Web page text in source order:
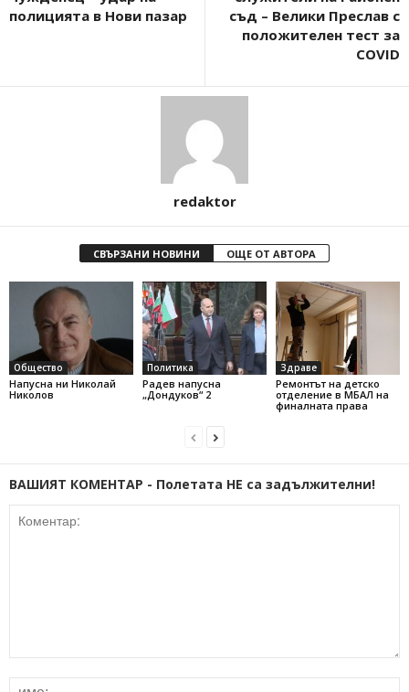
полицията в Нови пазар
съд – Велики Преслав с
положителен тест за
COVID
redaktor
СВЪРЗАНИ НОВИНИ ОЩЕ ОТ АВТОРА
Общество
Напусна ни Николай
Николов
Политика
Радев напусна
„Дондуков“ 2
Здраве
Ремонтът на детско
отделение в МБАЛ на
финалната права
ВАШИЯТ КОМЕНТАР - Полетата НЕ са задължителни!